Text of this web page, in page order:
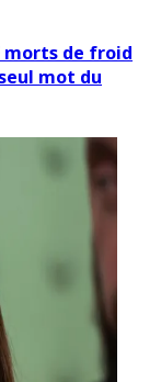
morts de froid
mot du